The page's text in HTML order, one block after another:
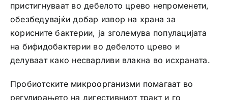
пристигнуваат во дебелото црево непроменети,
обезбедувајќи добар извор на храна за
корисните бактерии, ја зголемува популацијата
на бифидобактерии во дебелото црево и
делуваат како несварливи влакна во исхраната.
Пробиотските микроорганизми помагаат во
регулирањето на дигестивниот тракт и го